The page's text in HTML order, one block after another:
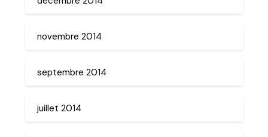
novembre 2014
septembre 2014
juillet 2014